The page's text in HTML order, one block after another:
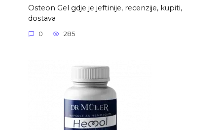
Osteon Gel gdje je jeftinije, recenzije, kupiti,
dostava
0 285